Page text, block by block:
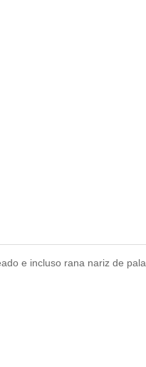
e incluso rana nariz de